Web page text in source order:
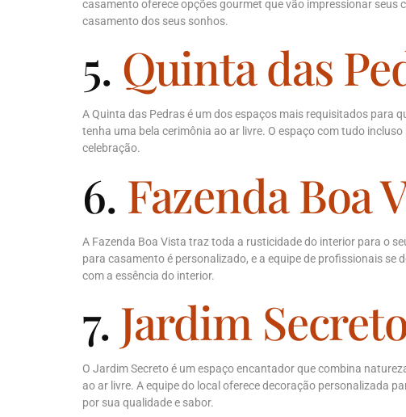
casamento oferece opções gourmet que vão impressionar
casamento dos seus sonhos.
5. Quinta das
A Quinta das Pedras é um dos espaços mais requisitados para
tenha uma bela cerimônia ao ar livre. O espaço com tudo
celebração.
6. Fazenda Boa
A Fazenda Boa Vista traz toda a rusticidade do interior para o
para casamento é personalizado, e a equipe de profissionais se
com a essência do interior.
7. Jardim
O Jardim Secreto é um espaço encantador que combina
ao ar livre. A equipe do local oferece decoração personalizada
por sua qualidade e sabor.